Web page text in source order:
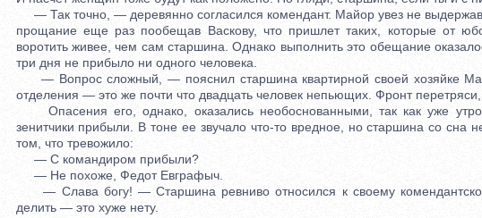
— Так точно, — деревянно согласился комендант. Майор увез не
прощание еще раз пообещав Васкову, что пришлет таких, которые от
воротить живее, чем сам старшина. Однако выполнить это обещание
три дня не прибыло ни одного человека.
— Вопрос сложный, — пояснил старшина квартирной своей хозяйке
отделения — это же почти что двадцать человек непьющих. Фронт
Опасения его, однако, оказались необоснованными, так как уже
зенитчики прибыли. В тоне ее звучало что-то вредное, но старшина со сна
том, что тревожило:
— С командиром прибыли?
— Не похоже, Федот Евграфыч.
— Слава богу! — Старшина ревниво относился к своему
делить — это хуже нету.